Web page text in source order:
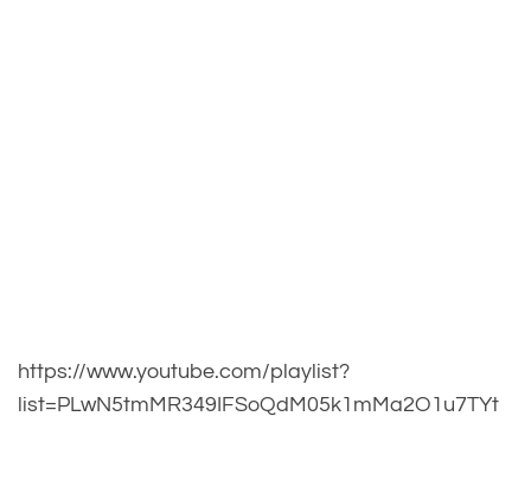
https://www.youtube.com/playlist?
list=PLwN5tmMR349IFSoQdM05k1mMa2O1u7TYt